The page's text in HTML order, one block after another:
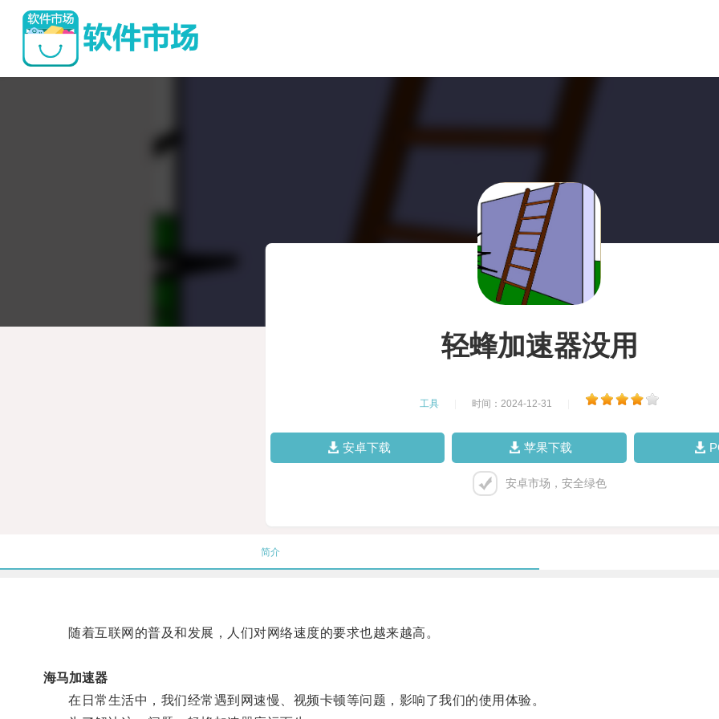
轻蜂加速器没用
工具 时间：2024-12-31
安卓下载 苹果下载
安卓市场，安全绿色
简介
随着互联网的普及和发展，人们对网络速度的要求也越来越高。
海马加速器
在日常生活中，我们经常遇到网速慢、视频卡顿等问题，影响了我们的使用体验。